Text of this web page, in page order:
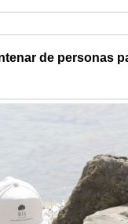
de personas